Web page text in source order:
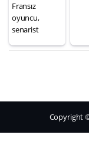
Fransız
oyuncu,
senarist
Copyright